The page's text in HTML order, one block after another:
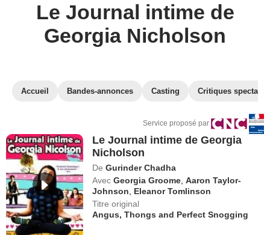
Le Journal intime de
Georgia Nicholson
Accueil Bandes-annonces Casting Critiques
Service proposé par
Le Journal intime de Georgia
Nicholson
De Gurinder Chadha
Avec Georgia Groome ,Aaron Taylor-
Johnson
Eleanor Tomlinson
Titre original
Angus, Thongs and Perfect Snogging